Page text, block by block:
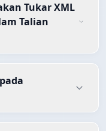
Tukar XML
Talian